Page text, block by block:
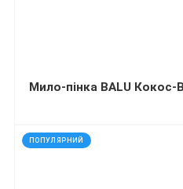
Мило-пінка BALU Кокос-
ПОПУЛЯРНИЙ
код: 35130